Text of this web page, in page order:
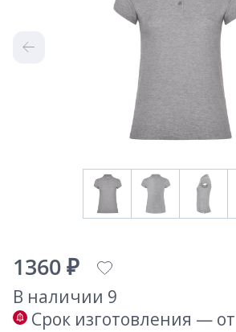
1360 ₽
В наличии 9
Срок изготовления —